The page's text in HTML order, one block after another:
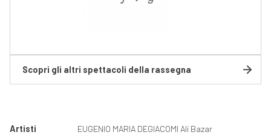
Scopri gli altri spettacoli della rassegna
Artisti
EUGENIO MARIA DEGIACOMI Ali Bazar